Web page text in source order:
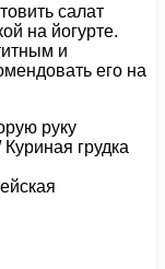
салат
на йогурте.
и
его на
руку
грудка